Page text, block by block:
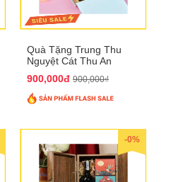
Quà Tặng Trung Thu
Nguyệt Cát Thu An
900,000đ 900,000₫
-0%